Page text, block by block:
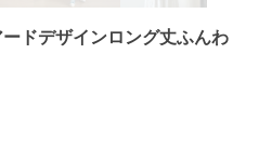
ドデザインロング丈ふんわ